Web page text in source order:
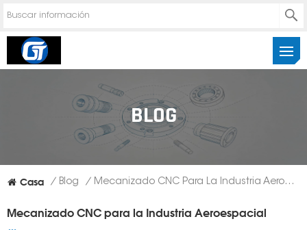
BLOG
Casa / Blog / Mecanizado CNC Para La Industria Aeroespacial
Mecanizado CNC para la Industria Aeroespacial